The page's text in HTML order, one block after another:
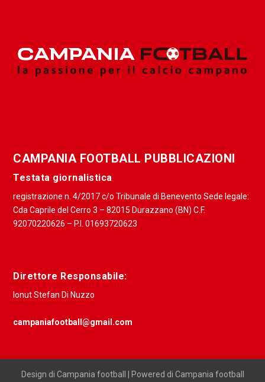
CAMPANIA FOOTBALL PUBBLICAZIONI
Testata giornalistica
registrazione n. 4/2017 c/o Tribunale di Benevento Sede legale:
Cda Caprile del Cerro 3 – 82015 Durazzano (BN) C.F.
92070220626 – P.I. 01693720623
Direttore Responsabile:
Ionut Stefan Di Nuzzo
campaniafootball@gmail.com
Design di Campania football | Powered di Campania football